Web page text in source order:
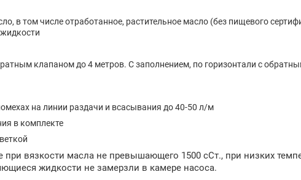
в том числе отработанное, растительное масло (без пищевого
клапаном до 4 метров. С заполнением, по горизонтали с
на линии раздачи и всасывания до 40-50 л/м
в комплекте
вязкости масла не превышающего 1500 сСт., при низких
жидкости не замерзли в камере насоса.